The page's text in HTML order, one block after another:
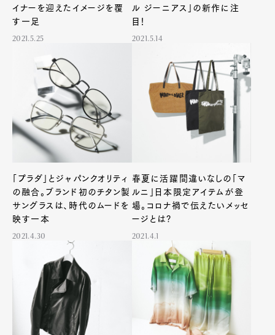
イナーを迎えたイメージを覆
す一足
2021.5.25
ル ジーニアス」の新作に注
目！
2021.5.14
「プラダ」とジャパンクオリティ
の融合。ブランド初のチタン製
サングラスは、時代のムードを
映す一本
2021.4.30
春夏に活躍間違いなしの「マ
ルニ」日本限定アイテムが登
場。コロナ禍で伝えたいメッセ
ージとは?
2021.4.1